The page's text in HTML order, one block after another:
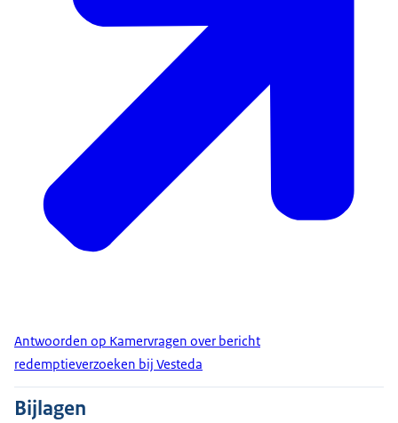
Antwoorden op Kamervragen over bericht
redemptieverzoeken bij Vesteda
Bijlagen